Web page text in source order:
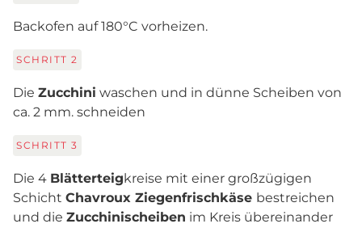
Backofen auf 180°C vorheizen.
SCHRITT 2
Die Zucchini waschen und in dünne Scheiben von
ca. 2 mm. schneiden
SCHRITT 3
Die 4 Blätterteigkreise mit einer großzügigen
Schicht Chavroux Ziegenfrischkäse bestreichen
und die Zucchinischeiben im Kreis übereinander